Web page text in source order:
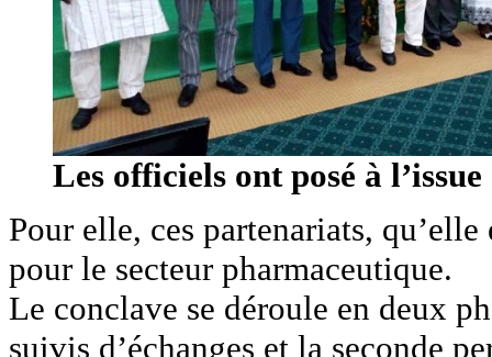
Les officiels ont posé à
Pour elle, ces partenariats,
pour le secteur pharmaceutique.
Le conclave se déroule en deux
suivis d’échanges et la seconde